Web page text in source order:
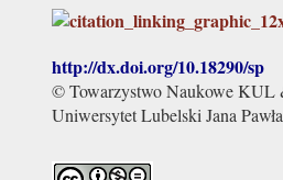
http://dx.doi.org/10.18290/sp
© Towarzystwo Naukowe KUL
Uniwersytet Lubelski Jana